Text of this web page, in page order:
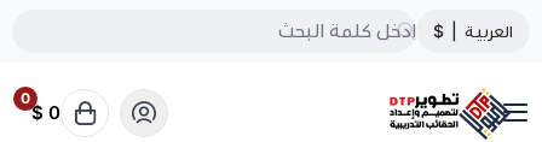
العربية $
تطوير الحقائب التدريبية
0
0 $